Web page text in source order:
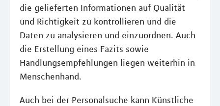
die gelieferten Informationen auf Qualität
und Richtigkeit zu kontrollieren und die
Daten zu analysieren und einzuordnen. Auch
die Erstellung eines Fazits sowie
Handlungsempfehlungen liegen weiterhin in
Menschenhand.
Auch bei der Personalsuche kann Künstliche